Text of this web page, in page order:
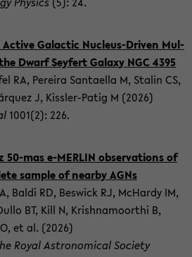
Ga­lac­tic Nucleus-​Driven Mul­
Dwarf Sey­fert Ga­la­xy NGC 4395
RA, Pe­rei­ra San­tael­la M, Sta­lin CS,
J, Kissler-​Patig M (2026)
1001(2): 226.
50-​mas e-​MERLIN ob­ser­va­tions of
sam­ple of ne­ar­by AGNs
Baldi RD, Bes­wick RJ, McHar­dy IM,
BT, Kill N, Krish­na­moor­thi B,
et al. (2026)
Royal As­tro­no­mic­al So­cie­ty